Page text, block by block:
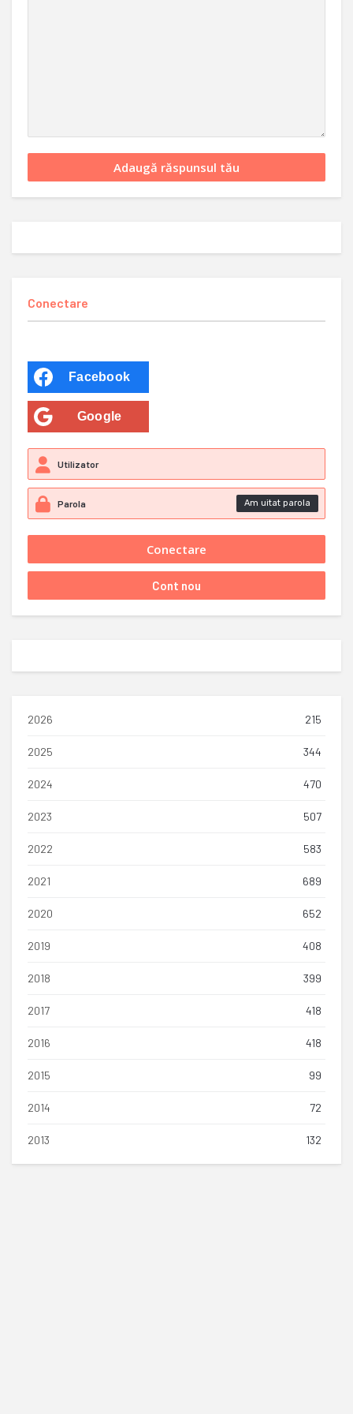
Conectare
Facebook
Google
Am uitat parola
2026 215
2025 344
2024 470
2023 507
2022 583
2021 689
2020 652
2019 408
2018 399
2017 418
2016 418
2015 99
2014 72
2013 132